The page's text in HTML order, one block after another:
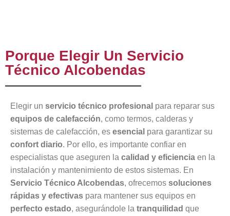
Porque Elegir Un Servicio
Técnico Alcobendas
Elegir un servicio técnico profesional para reparar sus
equipos de calefacción, como termos, calderas y
sistemas de calefacción, es esencial para garantizar su
confort diario. Por ello, es importante confiar en
especialistas que aseguren la calidad y eficiencia en la
instalación y mantenimiento de estos sistemas. En
Servicio Técnico Alcobendas, ofrecemos soluciones
rápidas y efectivas para mantener sus equipos en
perfecto estado, asegurándole la tranquilidad que